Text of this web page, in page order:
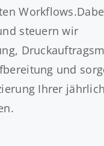
steuern wir
und
Ihrer